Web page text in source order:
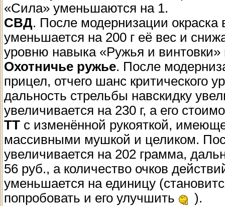
«Сила» уменьшаются на 1.
СВД. После модернизации окраска
уменьшается на 200 г её вес и
уровню навыка «Ружья и винтовки»
Охотничье ружье. После
прицел, отчего шанс критического
дальность стрельбы навскидку
увеличивается на 230 г, а его
ТТ с изменённой рукояткой,
массивными мушкой и целиком.
увеличивается на 202 грамма,
56 руб., а количество очков
уменьшается на единицу
попробовать и его улучшить
).